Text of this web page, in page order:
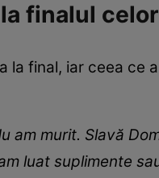
finalul
la final, iar ceea ce
am murit. Slavă
luat suplimente